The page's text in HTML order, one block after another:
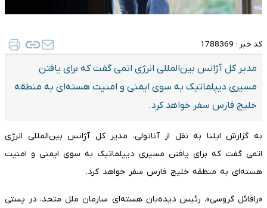
کد خبر : 1788369
مدیر کل آژانس بین‌المللی انرژی اتمی گفت که برای یافتن
مسیری دیپلماتیک به سوی ایمنی و امنیت هسته‌ای به منطقه
خلیج فارس سفر خواهد کرد.
به گزارش ایلنا به نقل از آناتولی، مدیر کل آژانس بین‌المللی انرژی
اتمی گفت که برای یافتن مسیری دیپلماتیک به سوی ایمنی و امنیت
هسته‌ای به منطقه خلیج فارس سفر خواهد کرد.
«رافائل گروسی»، رئیس دیده‌بان هسته‌ای سازمان ملل متحد، ‌در پستی